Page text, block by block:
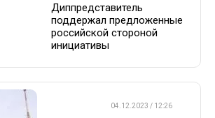
Диппредставитель
поддержал предложенные
российской стороной
инициативы
04.12.2023 / 12:26